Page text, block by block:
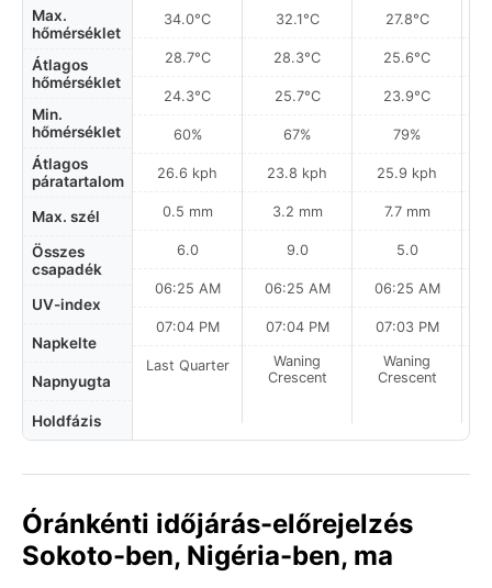
Max.
hőmérséklet
Átlagos
hőmérséklet
Min.
hőmérséklet
Átlagos
páratartalom
Max. szél
Összes
csapadék
UV-index
Napkelte
Napnyugta
Holdfázis
34.0°C
28.7°C
24.3°C
60%
26.6 kph
0.5 mm
6.0
06:25 AM
07:04 PM
Last Quarter
32.1°C
28.3°C
25.7°C
67%
23.8 kph
3.2 mm
9.0
06:25 AM
07:04 PM
Waning
Crescent
27.8°C
25.6°C
23.9°C
79%
25.9 kph
7.7 mm
5.0
06:25 AM
07:03 PM
Waning
Crescent
Óránkénti időjárás-előrejelzés
Sokoto-ben, Nigéria-ben, ma